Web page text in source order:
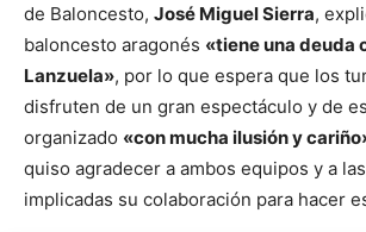
de Baloncesto, José Miguel Sierra,
baloncesto aragonés «tiene una deuda
Lanzuela», por lo que espera que los
disfruten de un gran espectáculo y de
organizado «con mucha ilusión y
quiso agradecer a ambos equipos y a
implicadas su colaboración para hacer